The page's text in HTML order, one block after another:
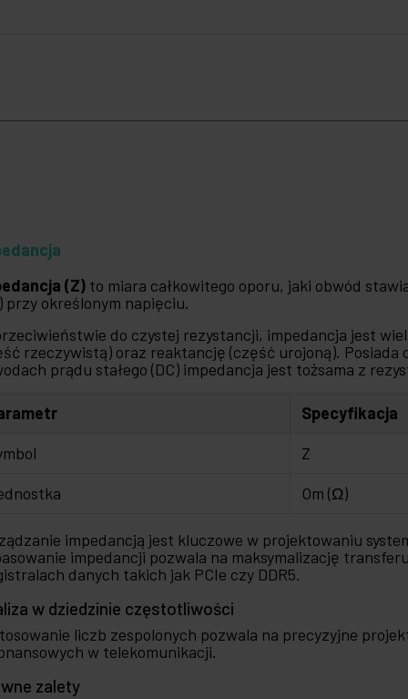
(Z) to miara całkowitego oporu, jaki obwód
przy określonym napięciu.
do czystej rezystancji, impedancja jest
rzeczywistą) oraz reaktancję (część urojoną).
prądu stałego (DC) impedancja jest tożsama z
Specyfikacja
Z
Om (Ω)
impedancją jest kluczowe w projektowaniu
impedancji pozwala na maksymalizację
danych takich jak PCIe czy DDR5.
w dziedzinie częstotliwości
liczb zespolonych pozwala na precyzyjne
w telekomunikacji.
zalety